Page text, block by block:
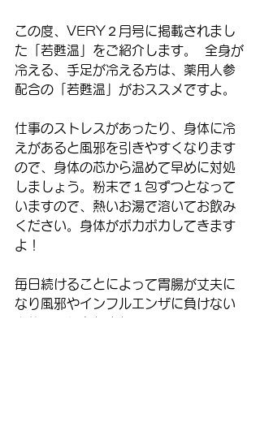
この度、VERY２月号に掲載されまし
た「若甦温」をご紹介します。  全身が
冷える、手足が冷える方は、薬用人参
配合の「若甦温」がおススメですよ。
仕事のストレスがあったり、身体に冷
えがあると風邪を引きやすくなります
ので、身体の芯から温めて早めに対処
しましょう。粉末で１包ずつとなって
いますので、熱いお湯で溶いてお飲み
ください。身体がポカポカしてきます
よ！
毎日続けることによって胃腸が丈夫に
なり風邪やインフルエンザに負けない